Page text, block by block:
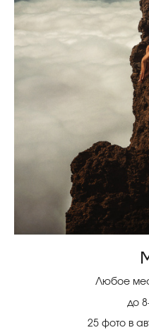
Любое
до
25 фото в